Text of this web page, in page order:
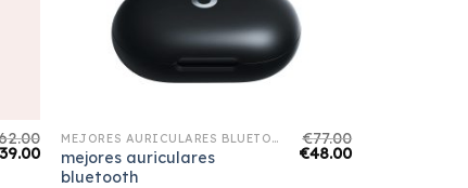
MEJORES AURICULARES BLUETOOTH
mejores auriculares
bluetooth
€77.00
€48.00